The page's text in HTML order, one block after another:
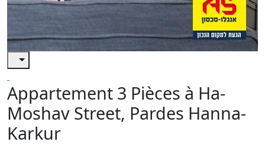
Appartement 3 Pièces à Ha-
Moshav Street, Pardes Hanna-
Karkur